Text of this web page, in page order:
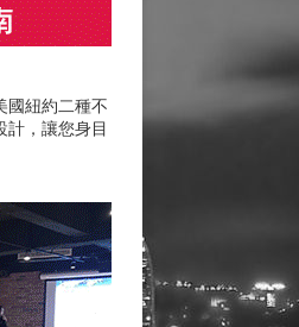
國紐約二種不
計，讓您身目